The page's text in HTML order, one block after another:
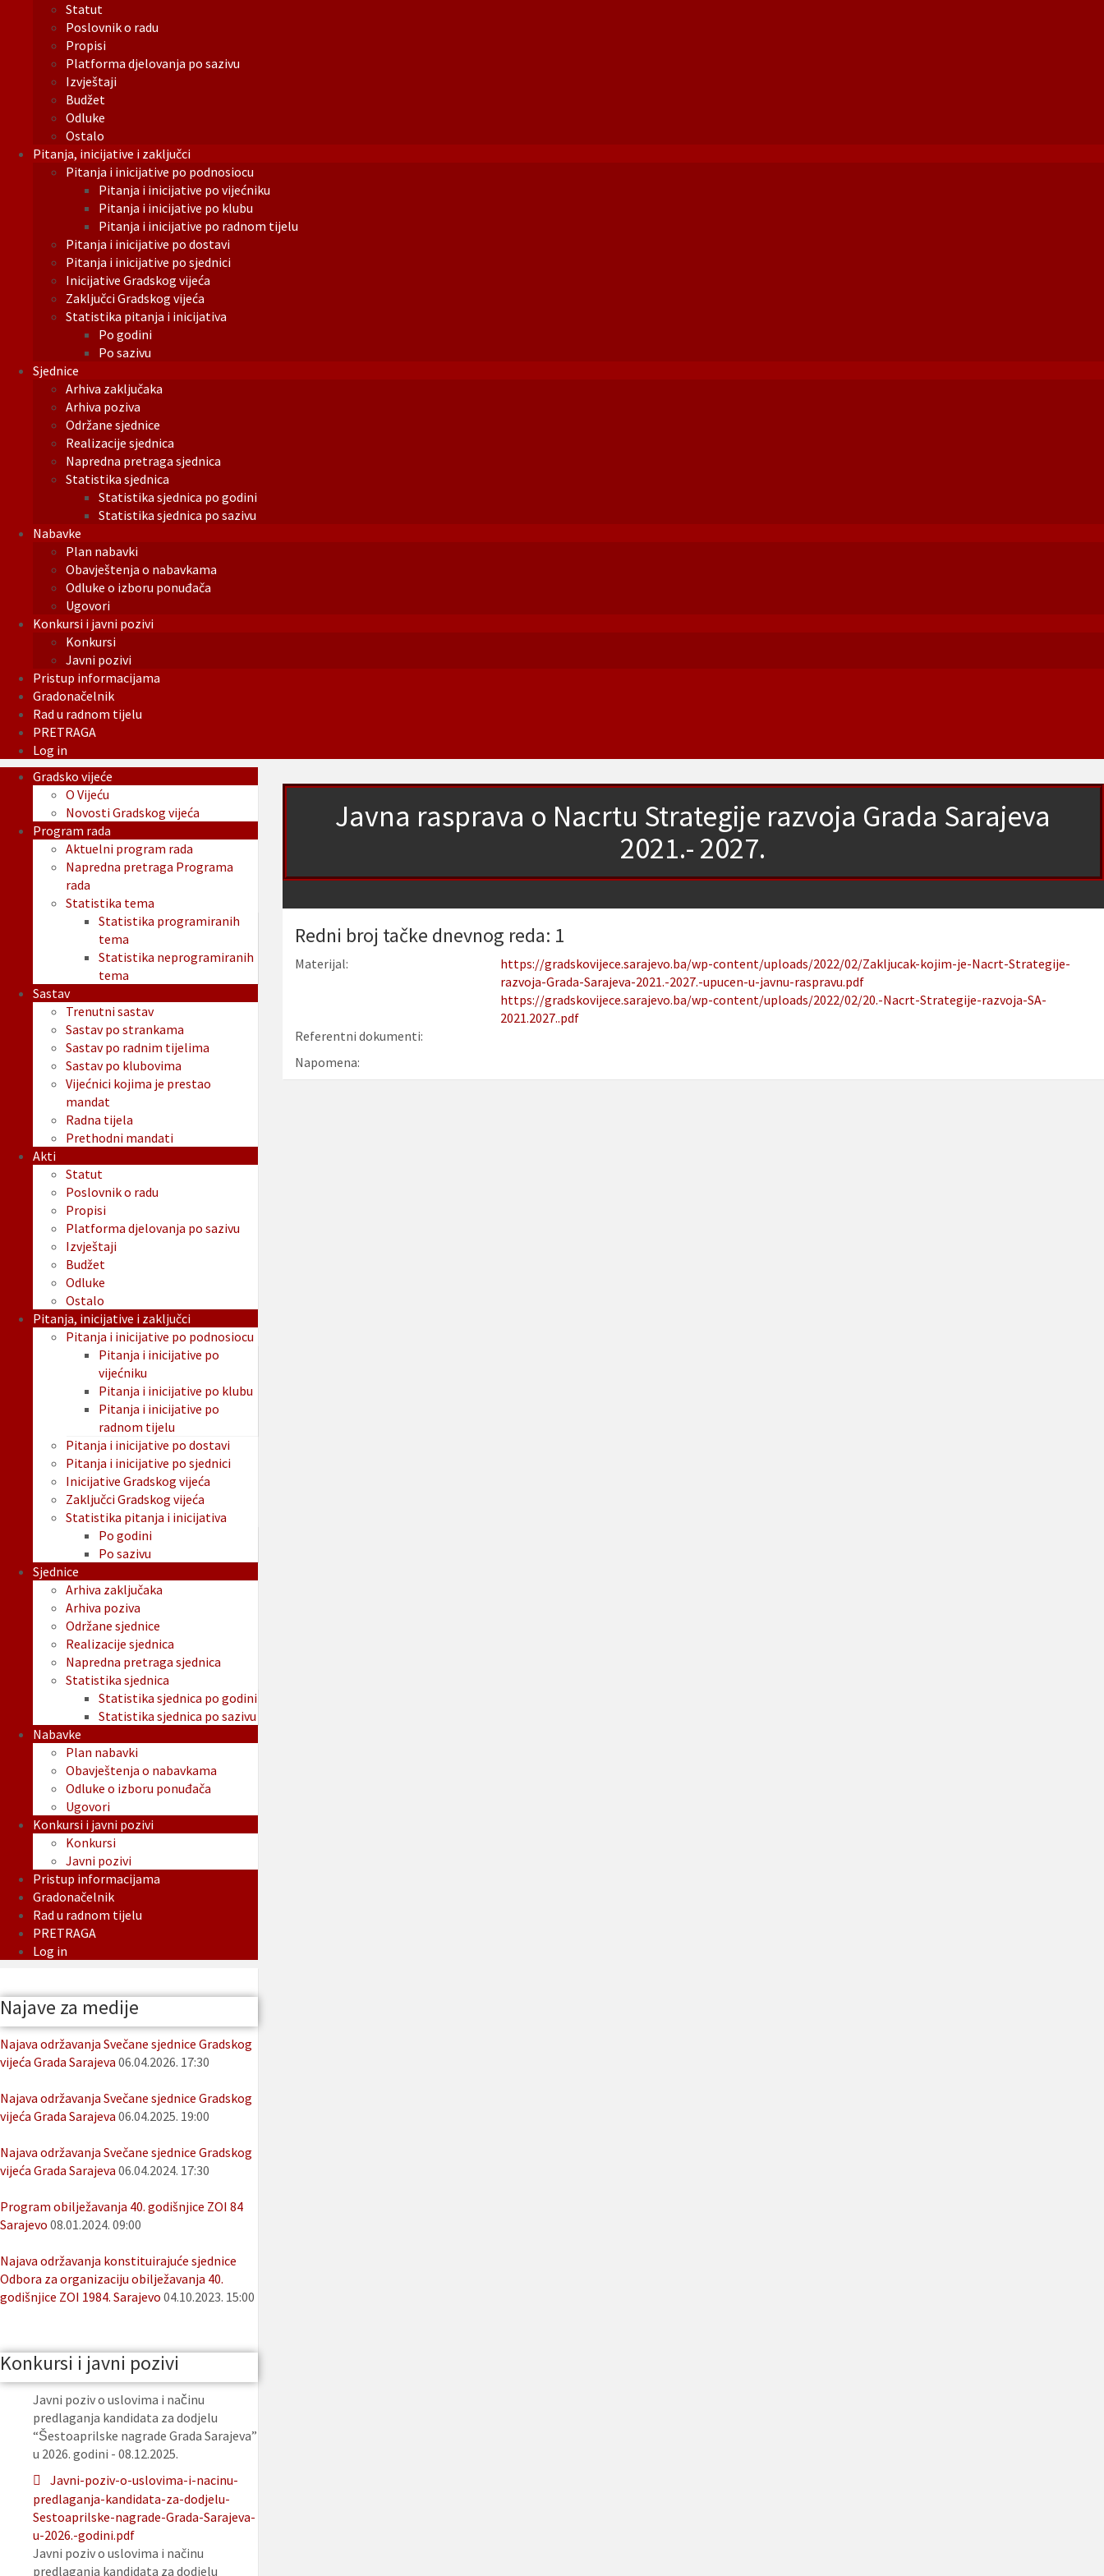
Statut
Poslovnik o radu
Propisi
Platforma djelovanja po sazivu
Izvještaji
Budžet
Odluke
Ostalo
Pitanja, inicijative i zaključci
Pitanja i inicijative po podnosiocu
Pitanja i inicijative po vijećniku
Pitanja i inicijative po klubu
Pitanja i inicijative po radnom tijelu
Pitanja i inicijative po dostavi
Pitanja i inicijative po sjednici
Inicijative Gradskog vijeća
Zaključci Gradskog vijeća
Statistika pitanja i inicijativa
Po godini
Po sazivu
Sjednice
Arhiva zaključaka
Arhiva poziva
Održane sjednice
Realizacije sjednica
Napredna pretraga sjednica
Statistika sjednica
Statistika sjednica po godini
Statistika sjednica po sazivu
Nabavke
Plan nabavki
Obavještenja o nabavkama
Odluke o izboru ponuđača
Ugovori
Konkursi i javni pozivi
Konkursi
Javni pozivi
Pristup informacijama
Gradonačelnik
Rad u radnom tijelu
PRETRAGA
Log in
Javna rasprava o Nacrtu Strategije razvoja Grada Sarajeva
2021.- 2027.
Redni broj tačke dnevnog reda: 1
Materijal:
https://gradskovijece.sarajevo.ba/wp-content/uploads/2022/02/Zakljucak-kojim-je-Nacrt-Strategije-
razvoja-Grada-Sarajeva-2021.-2027.-upucen-u-javnu-raspravu.pdf
https://gradskovijece.sarajevo.ba/wp-content/uploads/2022/02/20.-Nacrt-Strategije-razvoja-SA-
2021.2027..pdf
Referentni dokumenti:
Napomena:
Gradsko vijeće
O Vijeću
Novosti Gradskog vijeća
Program rada
Aktuelni program rada
Napredna pretraga Programa
rada
Statistika tema
Statistika programiranih
tema
Statistika neprogramiranih
tema
Sastav
Trenutni sastav
Sastav po strankama
Sastav po radnim tijelima
Sastav po klubovima
Vijećnici kojima je prestao
mandat
Radna tijela
Prethodni mandati
Akti
Statut
Poslovnik o radu
Propisi
Platforma djelovanja po sazivu
Izvještaji
Budžet
Odluke
Ostalo
Pitanja, inicijative i zaključci
Pitanja i inicijative po podnosiocu
Pitanja i inicijative po
vijećniku
Pitanja i inicijative po klubu
Pitanja i inicijative po
radnom tijelu
Pitanja i inicijative po dostavi
Pitanja i inicijative po sjednici
Inicijative Gradskog vijeća
Zaključci Gradskog vijeća
Statistika pitanja i inicijativa
Po godini
Po sazivu
Sjednice
Arhiva zaključaka
Arhiva poziva
Održane sjednice
Realizacije sjednica
Napredna pretraga sjednica
Statistika sjednica
Statistika sjednica po godini
Statistika sjednica po sazivu
Nabavke
Plan nabavki
Obavještenja o nabavkama
Odluke o izboru ponuđača
Ugovori
Konkursi i javni pozivi
Konkursi
Javni pozivi
Pristup informacijama
Gradonačelnik
Rad u radnom tijelu
PRETRAGA
Log in
Najave za medije
Najava održavanja Svečane sjednice Gradskog
vijeća Grada Sarajeva 06.04.2026. 17:30
Najava održavanja Svečane sjednice Gradskog
vijeća Grada Sarajeva 06.04.2025. 19:00
Najava održavanja Svečane sjednice Gradskog
vijeća Grada Sarajeva 06.04.2024. 17:30
Program obilježavanja 40. godišnjice ZOI 84
Sarajevo 08.01.2024. 09:00
Najava održavanja konstituirajuće sjednice
Odbora za organizaciju obilježavanja 40.
godišnjice ZOI 1984. Sarajevo 04.10.2023. 15:00
Konkursi i javni pozivi
Javni poziv o uslovima i načinu
predlaganja kandidata za dodjelu
“Šestoaprilske nagrade Grada Sarajeva”
u 2026. godini - 08.12.2025.
Javni-poziv-o-uslovima-i-nacinu-
predlaganja-kandidata-za-dodjelu-
Sestoaprilske-nagrade-Grada-Sarajeva-
u-2026.-godini.pdf
Javni poziv o uslovima i načinu
predlaganja kandidata za dodjelu